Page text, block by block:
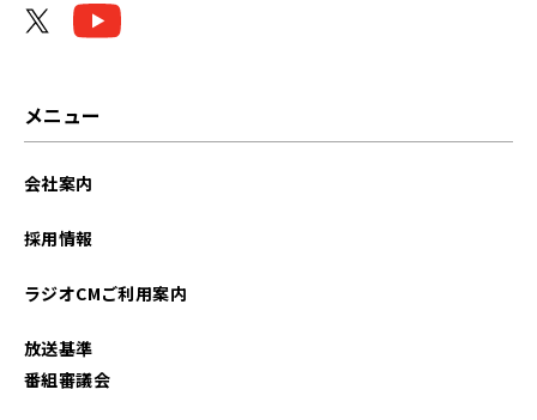
メニュー
会社案内
採用情報
ラジオCMご利用案内
放送基準
番組審議会